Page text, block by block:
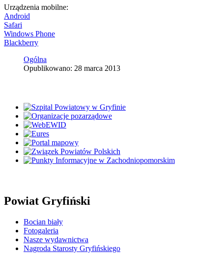
Urządzenia mobilne:
Android
Safari
Windows Phone
Blackberry
Ogólna
Opublikowano: 28 marca 2013
Powiat Gryfiński
Bocian biały
Fotogaleria
Nasze wydawnictwa
Nagroda Starosty Gryfińskiego